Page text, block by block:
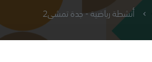
أنشطة رياضية - جدة تمشي2